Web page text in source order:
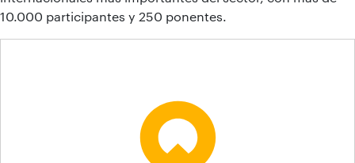
10.000 participantes y 250 ponentes.